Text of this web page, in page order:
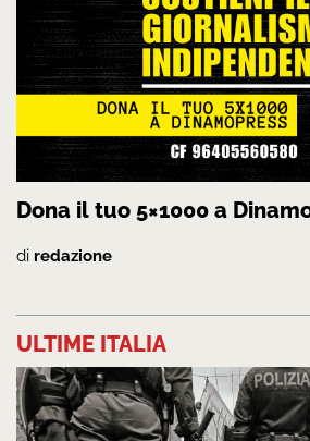
Dona il tuo 5×1000 a
di redazione
ULTIME ITALIA